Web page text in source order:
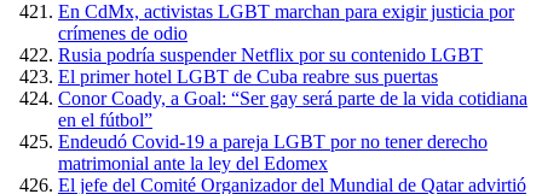
En CdMx, activistas LGBT marchan para exigir justicia por
crímenes de odio
Rusia podría suspender Netflix por su contenido LGBT
El primer hotel LGBT de Cuba reabre sus puertas
Conor Coady, a Goal: “Ser gay será parte de la vida cotidiana
en el fútbol”
Endeudó Covid-19 a pareja LGBT por no tener derecho
matrimonial ante la ley del Edomex
El jefe del Comité Organizador del Mundial de Qatar advirtió